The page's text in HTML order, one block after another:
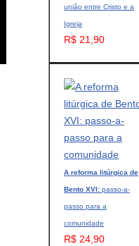
união entre Cristo e a
Igreja
R$ 21,90
A reforma litúrgica de
Bento XVI: passo-a-
passo para a
comunidade
R$ 24,90